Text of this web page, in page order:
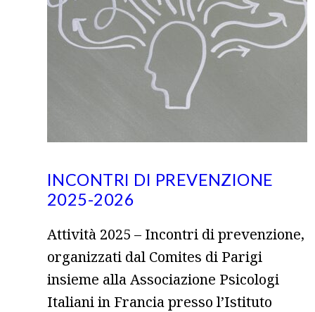
INCONTRI DI PREVENZIONE
2025-2026
Attività 2025 – Incontri di prevenzione,
organizzati dal Comites di Parigi
insieme alla Associazione Psicologi
Italiani in Francia presso l’Istituto